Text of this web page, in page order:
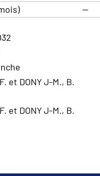
—
et DONY J-M., B.
et DONY J-M., B.